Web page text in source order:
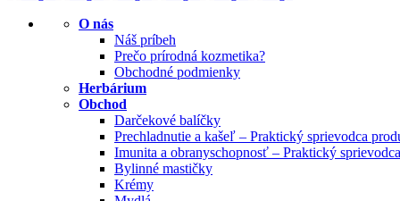
O nás
Náš príbeh
Prečo prírodná kozmetika?
Obchodné podmienky
Herbárium
Obchod
Darčekové balíčky
Prechladnutie a kašeľ – Praktický sprievodca
Imunita a obranyschopnosť – Praktický
Bylinné mastičky
Krémy